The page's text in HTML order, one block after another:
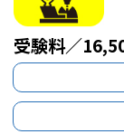
受験料／